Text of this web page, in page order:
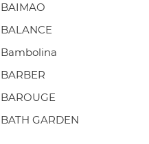
BAIMAO
BALANCE
Bambolina
BARBER
BAROUGE
BATH GARDEN